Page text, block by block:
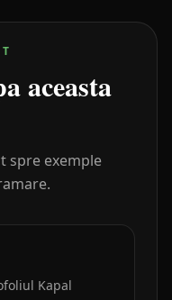
aceasta
spre exemple
Kapal